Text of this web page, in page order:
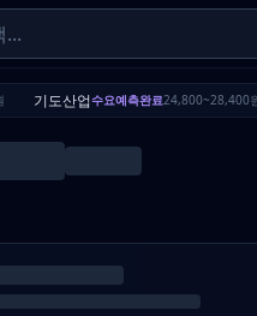
기도산업수요예측완료24,800~28,400원